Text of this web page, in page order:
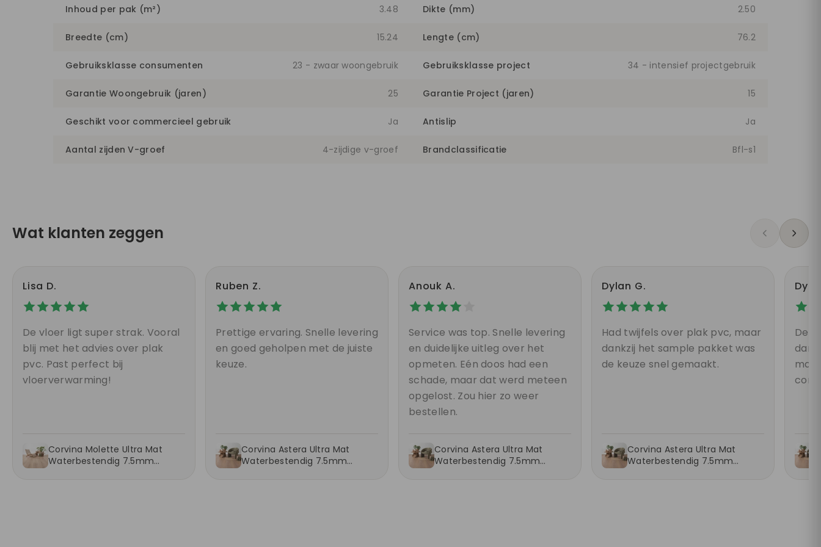
Inhoud per pak (m²) 3.48 Dikte (mm) 2.50
Breedte (cm) 15.24 Lengte (cm) 76.2
Gebruiksklasse consumenten 23 - zwaar woongebruik Gebruiksklasse project 34 - intensief projectgebruik
Garantie Woongebruik (jaren) 25 Garantie Project (jaren) 15
Geschikt voor commercieel gebruik Ja Antislip Ja
Aantal zijden V-groef 4-zijdige v-groef Brandclassificatie Bfl-s1
Wat klanten zeggen
Lisa D.
De vloer ligt super strak. Vooral
blij met het advies over plak
pvc. Past perfect bij
vloerverwarming!
Corvina Molette Ultra Mat
Waterbestendig 7.5mm
Ruben Z.
Prettige ervaring. Snelle levering
en goed geholpen met de juiste
keuze.
Corvina Astera Ultra Mat
Waterbestendig 7.5mm
Anouk A.
Service was top. Snelle levering
en duidelijke uitleg over het
opmeten. Eén doos had een
schade, maar dat werd meteen
opgelost. Zou hier zo weer
bestellen.
Corvina Astera Ultra Mat
Waterbestendig 7.5mm
Dylan G.
Had twijfels over plak pvc, maar
dankzij het sample pakket was
de keuze snel gemaakt.
Corvina Astera Ultra Mat
Waterbestendig 7.5mm
De
dan